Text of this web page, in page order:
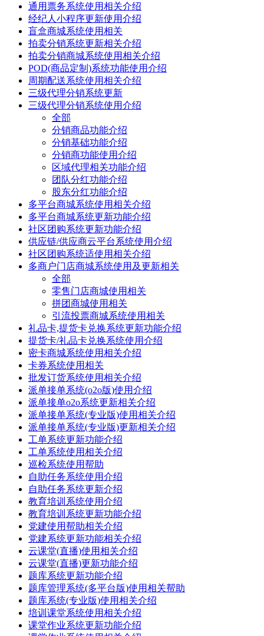
通用票务系统使用相关介绍
经纪人小程序更新使用介绍
盲盒商城系统使用相关
拍卖分销系统更新相关介绍
拍卖分销商城系统使用相关介绍
POD(商品定制)系统功能使用介绍
周期配送系统使用相关介绍
三级代理分销系统更新
三级代理分销系统使用介绍
全部
分销商品功能介绍
分销基础功能介绍
分销商功能使用介绍
区域代理相关功能介绍
团队分红功能介绍
股东分红功能介绍
多平台商城系统使用相关介绍
多平台商城系统更新功能介绍
社区团购系统更新功能介绍
供应链/供应商云平台系统使用介绍
社区团购系统适使用相关介绍
多商户门店商城系统使用及更新相关
全部
零售门店商城使用相关
拼团商城使用相关
引流投票商城系统使用相关
礼品卡,提货卡兑换系统更新功能介绍
提货卡/礼品卡兑换系统使用介绍
密卡商城系统使用相关介绍
卡券系统使用相关
批发订货系统使用相关介绍
派单接单系统(o2o版)使用介绍
派单接单o2o系统更新相关介绍
派单接单系统(专业版)使用相关介绍
派单接单系统(专业版)更新相关介绍
工单系统更新功能介绍
工单系统使用相关介绍
巡检系统使用帮助
自助任务系统使用介绍
自助任务系统更新介绍
教育培训系统使用介绍
教育培训系统更新功能介绍
党建使用帮助相关介绍
党建系统更新功能相关介绍
云课堂(直播)使用相关介绍
云课堂(直播)更新功能介绍
题库系统更新功能介绍
题库管理系统(多平台版)使用相关帮助
题库系统(专业版)使用相关介绍
培训课堂系统使用相关介绍
课堂作业系统更新功能介绍